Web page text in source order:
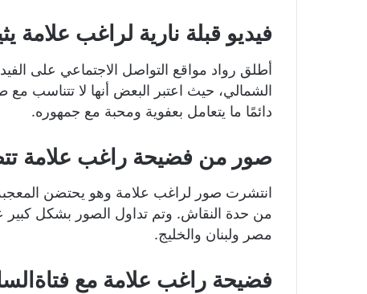
فيديو قبلة نارية لراغب علامة
أطلق رواد مواقع التواصل الاجتماعي على
الشمالي، حيث اعتبر البعض أنها لا تتناسب مع
دائمًا ما يتعامل بعفوية ومحبة مع جمهوره.
صور من فضيحة راغب علامة
انتشرت صور لراغب علامة وهو يحتضن
من حدة النقاش. وتم تداول الصور بشكل كبير
مصر ولبنان والخليج.
فضيحة راغب علامة مع